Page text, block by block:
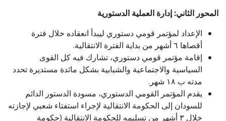
المحور الثاني: إدارة العملية الدستورية
الإعداد لمؤتمر قومي دستوري ليبدأ انعقاده خلال فترة
أقصاها ٦ أشهر من بداية الفترة الانتقالية.
إقامة مؤتمر قومي دستوري، تشارك فيه كل القوى
السیاسیة والاجتماعية والشبابية بشكل مائدة مستديرة تحدد
مدته ب ١٨ شهر.
یقدم المؤتمر القومي الدستوري، مسودة الدستور الدائم
للسودان إلى الحكومة الانتقالية لإجراء استفتاء شعبي لإجازته
خلال ٣ أشهر من تسليمه للحكومة الانتقالية (حكومة